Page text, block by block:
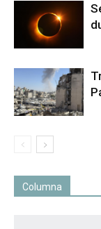
Columna